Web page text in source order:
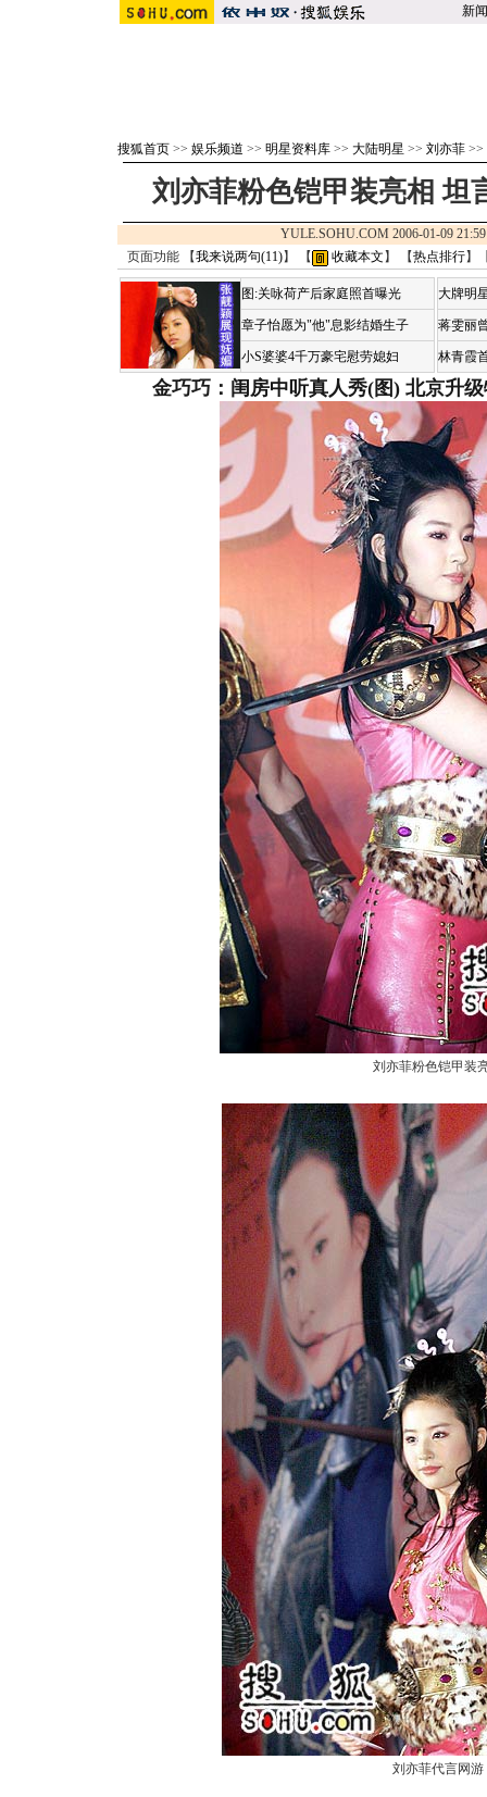
新闻
搜狐首页 >> 娱乐频道 >> 明星资料库 >> 大陆明星 >> 刘亦菲 >>
刘亦菲粉色铠甲装亮相 坦
YULE.SOHU.COM 2006-01-09
页面功能 【我来说两句(11)】 【 收藏本文 】 【热点排行】
图:关咏荷产后家庭照首曝光
章子怡愿为"他"息影结婚生子
小S婆婆4千万豪宅慰劳媳妇
大牌明
蒋雯丽
林青霞
金巧巧：闺房中听真人秀(图) 北京升
刘亦菲粉色铠甲装
刘亦菲代言网游